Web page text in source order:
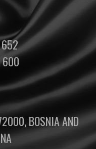
600
BOSNIA AND